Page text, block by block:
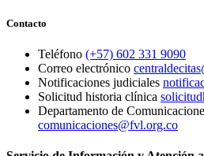
Contacto
Teléfono (+57) 602 331 9090
Correo electrónico
Notificaciones judiciales
Solicitud historia clínica
Departamento de
comunicaciones@fvl.org.co